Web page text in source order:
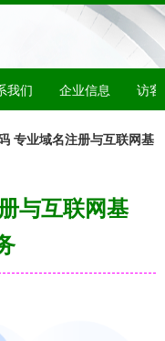
我们 企业信息 访客
专业域名注册与互联网基
与互联网基